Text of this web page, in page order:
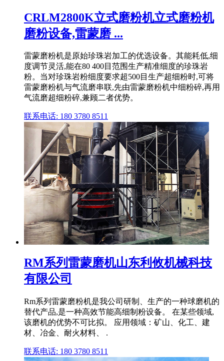
CRLM2800K立式磨粉机立式磨粉机
磨粉设备,雷蒙磨 ...
雷蒙磨粉机是原始珍珠岩加工的优选设备。其能耗低,细
度调节灵活,能在80 400目范围生产精准细度的珍珠岩
粉。当对珍珠岩粉细度要求超500目生产超细粉时,可将
雷蒙磨粉机与气流磨串联,先由雷蒙磨粉机中细粉碎,再用
气流磨超细粉碎,兼顾二者优势。
联系电话: 180 3780 8511
RM系列雷蒙磨机山东利攸机械科技
有限公司
Rm系列雷蒙磨粉机是我公司研制、生产的一种球磨机的
替代产品,是一种高效节能高细制粉设备。 在某些领域,
该磨机的优势不可比拟。 应用领域：矿山、化工、建
材、冶金、耐火材料、 .
联系电话: 180 3780 8511